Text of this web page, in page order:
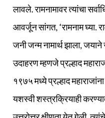
लावले. रामनामावर त्यांचा
आवर्जून सांगत, ‘रामनाम घ्या.
जनी जन्म नामार्थ झाला, जयाने
उदाहरण म्हणजे प्रल्हाद
१९७५ मध्ये प्रल्हाद
यशस्वी शस्त्रक्रियाही